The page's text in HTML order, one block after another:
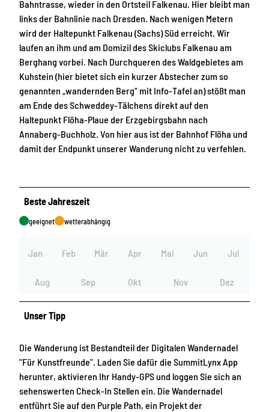
Bahntrasse, wieder in den Ortsteil Falkenau. Hier bleibt man
links der Bahnlinie nach Dresden. Nach wenigen Metern
wird der Haltepunkt Falkenau (Sachs) Süd erreicht. Wir
laufen an ihm und am Domizil des Skiclubs Falkenau am
Berghang vorbei. Nach Durchqueren des Waldgebietes am
Kuhstein (hier bietet sich ein kurzer Abstecher zum so
genannten „wandernden Berg“ mit Info-Tafel an) stößt man
am Ende des Schweddey-Tälchens direkt auf den
Haltepunkt Flöha-Plaue der Erzgebirgsbahn nach
Annaberg-Buchholz. Von hier aus ist der Bahnhof Flöha und
damit der Endpunkt unserer Wanderung nicht zu verfehlen.
Beste Jahreszeit
geeignet wetterabhängig
Jan Feb Mär Apr Mai Jun Jul
Aug Sep Okt Nov Dez
Unser Tipp
Die Wanderung ist Bestandteil der Digitalen Wandernadel
"Für Kunstfreunde". Laden Sie dafür die SummitLynx App
herunter, aktivieren Ihr Handy-GPS und loggen Sie sich an
sehenswerten Check-In Stellen ein. Die Wandernadel
entführt Sie auf den Purple Path, ein Projekt der